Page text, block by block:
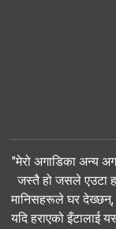
"मेरो अगाडिका अन्य
जस्तै हो जसले एउटा
मानिसहरूले घर देख्छन्,
यदि हराएको इँटालाई